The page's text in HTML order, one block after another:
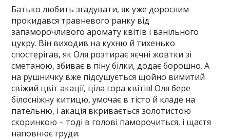
Батько любить згадувати, як уже дорослим
прокидався травневого ранку від
запаморочливого аромату квітів і ванільного
цукру. Він виходив на кухню й тихенько
спостерігав, як Оля розтирає яєчні жовтки зі
сметаною, збиває в піну білки, додає борошно. А
на рушничку вже підсушується щойно вимитий
свіжий цвіт акації, ціла гора квітів! Оля бере
білосніжну китицю, умочає в тісто й кладе на
пательню, і акація вкривається золотистою
скоринкою – тоді в голові паморочиться, і щастя
наповнює груди.